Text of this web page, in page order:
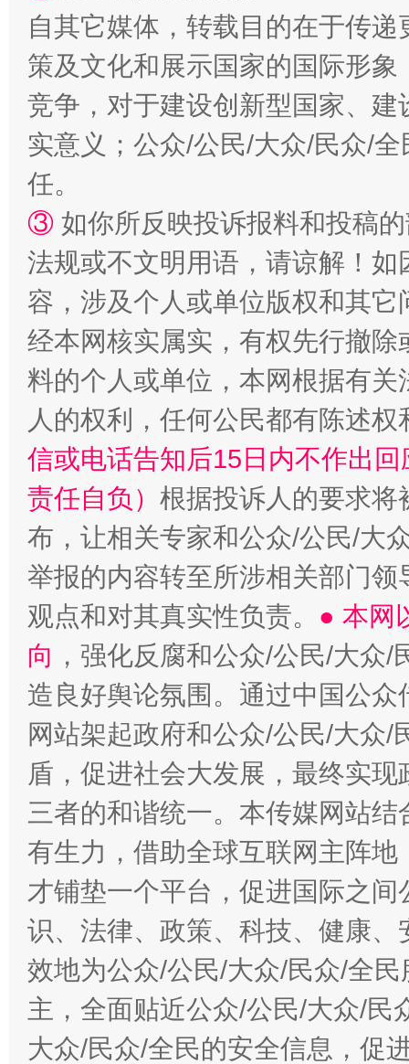
自其它媒体，转载目的在于传
策及文化和展示国家的国际形
竞争，对于建设创新型国家、
实意义；公众/公民/大众/民众/
任。
③ 如你所反映投诉报料和投稿
法规或不文明用语，请谅解！
容，涉及个人或单位版权和其它
经本网核实属实，有权先行撤
料的个人或单位，本网根据有
人的权利，任何公民都有陈述
信或电话告知后15日内不作出
责任自负） 根据投诉人的要求将
布，让相关专家和公众/公民/大
举报的内容转至所涉相关部门
观点和对其真实性负责。 ● 本网
向 ，强化反腐和公众/公民/大众
造良好舆论氛围。通过中国公
网站架起政府和公众/公民/大众
盾，促进社会大发展，最终实
三者的和谐统一。本传媒网站
有生力，借助全球互联网主阵
才铺垫一个平台，促进国际之
识、法律、政策、科技、健康
效地为公众/公民/大众/民众/全
主，全面贴近公众/公民/大众/民
大众/民众/全民的安全信息，促